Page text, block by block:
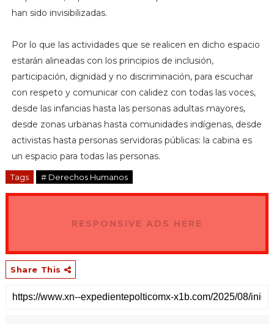
han sido invisibilizadas.
Por lo que las actividades que se realicen en dicho espacio
estarán alineadas con los principios de inclusión,
participación, dignidad y no discriminación, para escuchar
con respeto y comunicar con calidez con todas las voces,
desde las infancias hasta las personas adultas mayores,
desde zonas urbanas hasta comunidades indígenas, desde
activistas hasta personas servidoras públicas: la cabina es
un espacio para todas las personas.
Tags # Derechos Humanos
RESPONSIVE ADS HERE
Share This